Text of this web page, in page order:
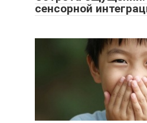
сенсорной